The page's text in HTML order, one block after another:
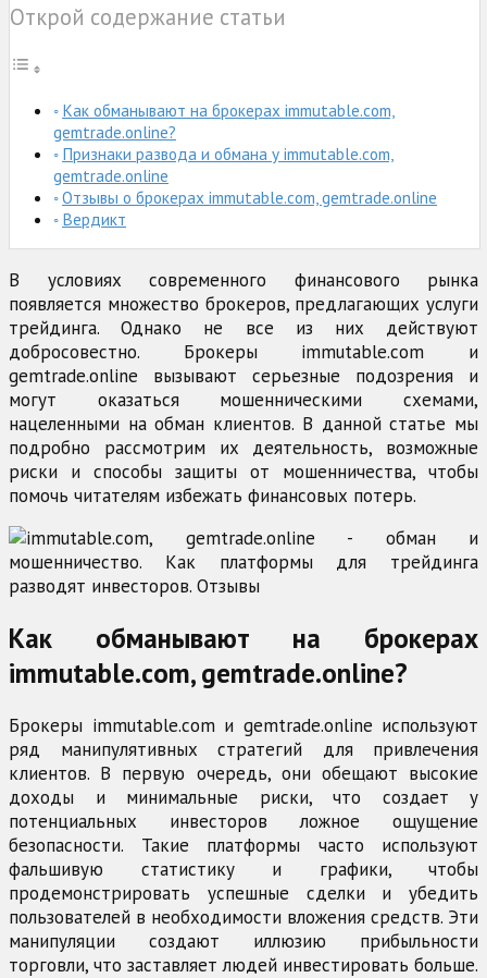
Открой содержание статьи
Как обманывают на брокерах immutable.com,
gemtrade.online?
Признаки развода и обмана у immutable.com,
gemtrade.online
Отзывы о брокерах immutable.com, gemtrade.online
Вердикт
В условиях современного финансового рынка
появляется множество брокеров, предлагающих услуги
трейдинга. Однако не все из них действуют
добросовестно. Брокеры immutable.com и
gemtrade.online вызывают серьезные подозрения и
могут оказаться мошенническими схемами,
нацеленными на обман клиентов. В данной статье мы
подробно рассмотрим их деятельность, возможные
риски и способы защиты от мошенничества, чтобы
помочь читателям избежать финансовых потерь.
Как обманывают на брокерах
immutable.com, gemtrade.online?
Брокеры immutable.com и gemtrade.online используют
ряд манипулятивных стратегий для привлечения
клиентов. В первую очередь, они обещают высокие
доходы и минимальные риски, что создает у
потенциальных инвесторов ложное ощущение
безопасности. Такие платформы часто используют
фальшивую статистику и графики, чтобы
продемонстрировать успешные сделки и убедить
пользователей в необходимости вложения средств. Эти
манипуляции создают иллюзию прибыльности
торговли, что заставляет людей инвестировать больше.